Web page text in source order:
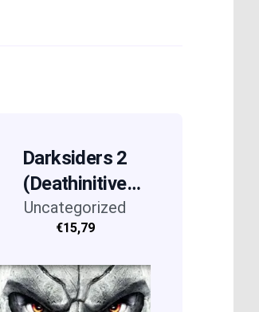
Darksiders 2
(Deathinitive
Edition)
Uncategorized
€15,79